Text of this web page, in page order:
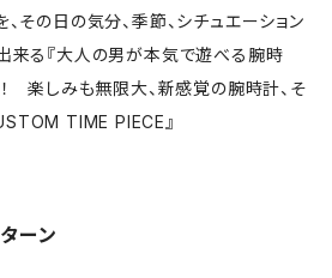
その日の気分、季節、シチュエーション
来る『大人の男が本気で遊べる腕時
！ 楽しみも無限大、新感覚の腕時計、そ
TIME PIECE』
ーン